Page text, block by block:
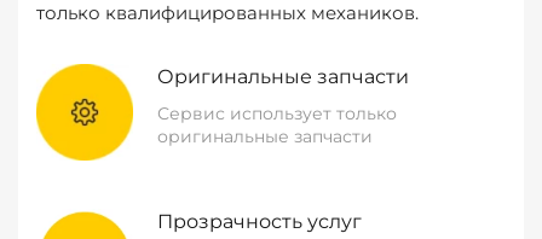
только квалифицированных механиков.
Оригинальные запчасти
Сервис использует только
оригинальные запчасти
Прозрачность услуг